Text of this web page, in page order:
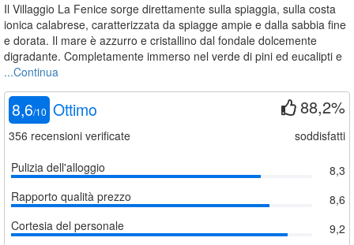
Il Villaggio La Fenice sorge direttamente sulla spiaggia, sulla costa
ionica calabrese, caratterizzata da spiagge ampie e dalla sabbia fine
e dorata. Il mare è azzurro e cristallino dal fondale dolcemente
digradante. Completamente immerso nel verde di pini ed eucalipti e
...Continua
8,6/10 Ottimo
356 recensioni verificate
88,2%
soddisfatti
Pulizia dell'alloggio
8,3
Rapporto qualità prezzo
8,6
Cortesia del personale
9,2